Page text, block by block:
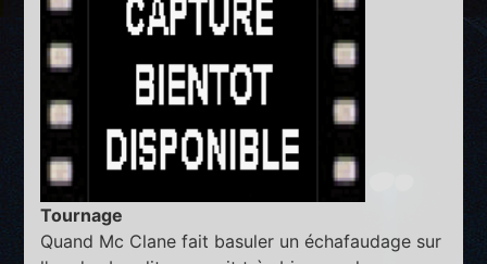
Tournage
Quand Mc Clane fait basuler un échafaudage sur